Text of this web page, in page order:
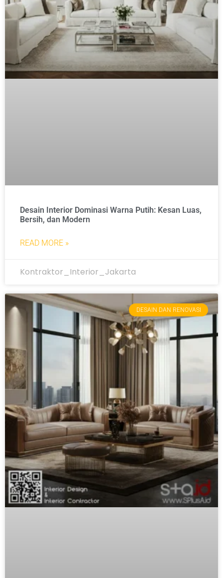
Desain Interior Dominasi Warna Putih: Kesan Luas,
Bersih, dan Modern
READ MORE »
Kontraktor_Interior_Jakarta
DESAIN DAN RENOVASI